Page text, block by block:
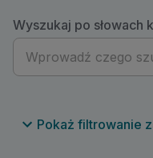
Wyszukaj po słowach
Pokaż filtrowanie